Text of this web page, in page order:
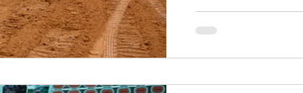
vida para
serviços tiveram